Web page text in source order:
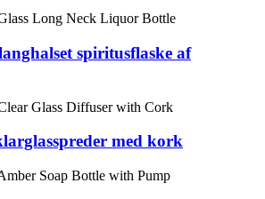
spiritusflaske af
med kork